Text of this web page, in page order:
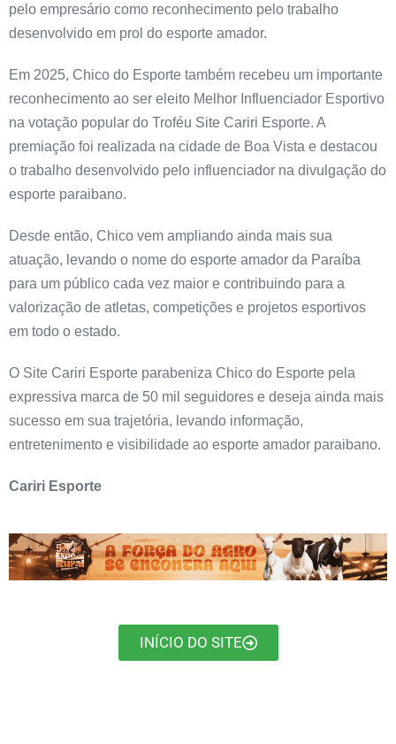
pelo empresário como reconhecimento pelo trabalho
desenvolvido em prol do esporte amador.
Em 2025, Chico do Esporte também recebeu um importante
reconhecimento ao ser eleito Melhor Influenciador Esportivo
na votação popular do Troféu Site Cariri Esporte. A
premiação foi realizada na cidade de Boa Vista e destacou
o trabalho desenvolvido pelo influenciador na divulgação do
esporte paraibano.
Desde então, Chico vem ampliando ainda mais sua
atuação, levando o nome do esporte amador da Paraíba
para um público cada vez maior e contribuindo para a
valorização de atletas, competições e projetos esportivos
em todo o estado.
O Site Cariri Esporte parabeniza Chico do Esporte pela
expressiva marca de 50 mil seguidores e deseja ainda mais
sucesso em sua trajetória, levando informação,
entretenimento e visibilidade ao esporte amador paraibano.
Cariri Esporte
INÍCIO DO SITE